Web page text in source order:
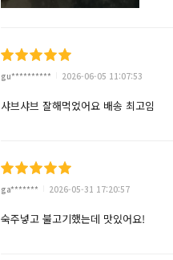
gu********** 2026-06-05 11:07:53
샤브샤브 잘해먹었어요 배송 최고임
ga******* 2026-05-31 17:20:57
숙주넣고 불고기했는데 맛있어요!